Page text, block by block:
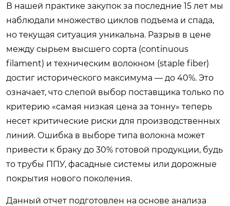
В нашей практике закупок за последние 15 лет мы
наблюдали множество циклов подъема и спада,
но текущая ситуация уникальна. Разрыв в цене
между сырьем высшего сорта (continuous
filament) и техническим волокном (staple fiber)
достиг исторического максимума — до 40%. Это
означает, что слепой выбор поставщика только по
критерию «самая низкая цена за тонну» теперь
несет критические риски для производственных
линий. Ошибка в выборе типа волокна может
привести к браку до 30% готовой продукции, будь
то трубы ППУ, фасадные системы или дорожные
покрытия нового поколения.
Данный отчет подготовлен на основе анализа